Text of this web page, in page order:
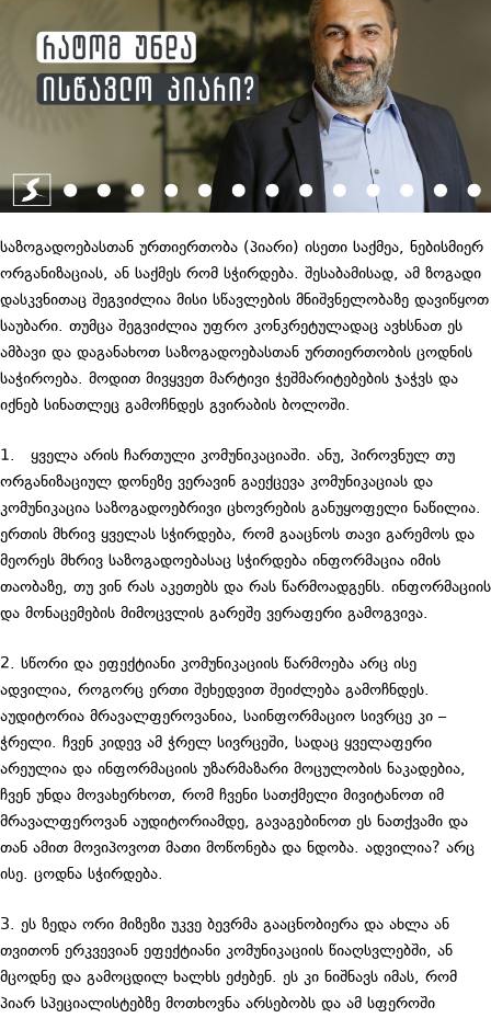
საზოგადოებასთან ურთიერთობა (პიარი) ისეთი საქმეა, ნებისმიერ
ორგანიზაციას, ან საქმეს რომ სჭირდება. შესაბამისად, ამ ზოგადი
დასკვნითაც შეგვიძლია მისი სწავლების მნიშვნელობაზე დავიწყოთ
საუბარი. თუმცა შეგვიძლია უფრო კონკრეტულადაც ავხსნათ ეს
ამბავი და დაგანახოთ საზოგადოებასთან ურთიერთობის ცოდნის
საჭიროება. მოდით მივყვეთ მარტივი ჭეშმარიტებების ჯაჭვს და
იქნებ სინათლეც გამოჩნდეს გვირაბის ბოლოში.
1. ყველა არის ჩართული კომუნიკაციაში. ანუ, პიროვნულ თუ
ორგანიზაციულ დონეზე ვერავინ გაექცევა კომუნიკაციას და
კომუნიკაცია საზოგადოებრივი ცხოვრების განუყოფელი ნაწილია.
ერთის მხრივ ყველას სჭირდება, რომ გააცნოს თავი გარემოს და
მეორეს მხრივ საზოგადოებასაც სჭირდება ინფორმაცია იმის
თაობაზე, თუ ვინ რას აკეთებს და რას წარმოადგენს. ინფორმაციის
და მონაცემების მიმოცვლის გარეშე ვერაფერი გამოგვივა.
2. სწორი და ეფექტიანი კომუნიკაციის წარმოება არც ისე
ადვილია, როგორც ერთი შეხედვით შეიძლება გამოჩნდეს.
აუდიტორია მრავალფეროვანია, საინფორმაციო სივრცე კი –
ჭრელი. ჩვენ კიდევ ამ ჭრელ სივრცეში, სადაც ყველაფერი
არეულია და ინფორმაციის უზარმაზარი მოცულობის ნაკადებია,
ჩვენ უნდა მოვახერხოთ, რომ ჩვენი სათქმელი მივიტანოთ იმ
მრავალფეროვან აუდიტორიამდე, გავაგებინოთ ეს ნათქვამი და
თან ამით მოვიპოვოთ მათი მოწონება და ნდობა. ადვილია? არც
ისე. ცოდნა სჭირდება.
3. ეს ზედა ორი მიზეზი უკვე ბევრმა გააცნობიერა და ახლა ან
თვითონ ერკვევიან ეფექტიანი კომუნიკაციის წიაღსვლებში, ან
მცოდნე და გამოცდილ ხალხს ეძებენ. ეს კი ნიშნავს იმას, რომ
პიარ სპეციალისტებზე მოთხოვნა არსებობს და ამ სფეროში